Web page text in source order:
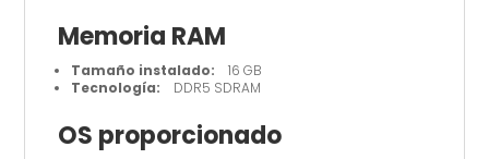
Memoria RAM
Tamaño instalado: 16 GB
Tecnología: DDR5 SDRAM
OS proporcionado